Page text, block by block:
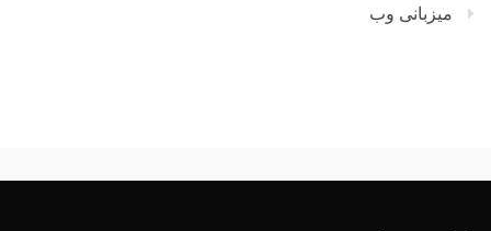
میزبانی وب